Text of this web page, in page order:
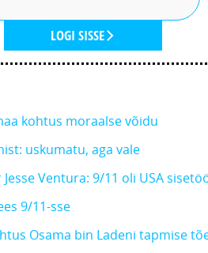
LOGI SISSE
kohtus moraalse võidu
uskumatu, aga vale
Ventura: 9/11 oli USA
9/11-sse
Osama bin Ladeni tapmise